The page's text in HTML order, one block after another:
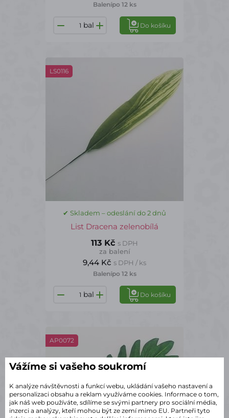
Balenípo 12 ks
bal Do košíku
LS0116
✔ Skladem – odeslání do 2 dnů
List Dracena zelenobílá
113 Kč s DPH
za balení
9,44 Kč s DPH / ks
Balenípo 12 ks
bal Do košíku
AP0072
Vážíme si vašeho soukromí
K analýze návštěvnosti a funkcí webu, ukládání vašeho nastavení a
personalizaci obsahu a reklam využíváme cookies. Informace o tom,
jak náš web používáte, sdílíme se svými partnery pro sociální média,
inzerci a analýzy, kteří mohou být ze zemí mimo EU. Partneři tyto